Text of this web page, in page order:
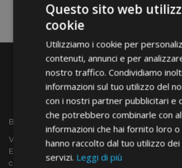
Benvenuto a VTVAUTO
VTVAUTO è rivenditore e fornitore
Europa, di accessori per auto come:
copricerchi, deflettori, coprisedili, tappetini
Questo sito web
cookie
Utilizziamo i cookie per
contenuti, annunci e per
nostro traffico. Condividiamo
informazioni sul tuo utilizzo del
con i nostri partner pubblicitari e
che potrebbero combinarle con
informazioni che hai fornito loro o
hanno raccolto dal tuo utilizzo
servizi. Leggi di più